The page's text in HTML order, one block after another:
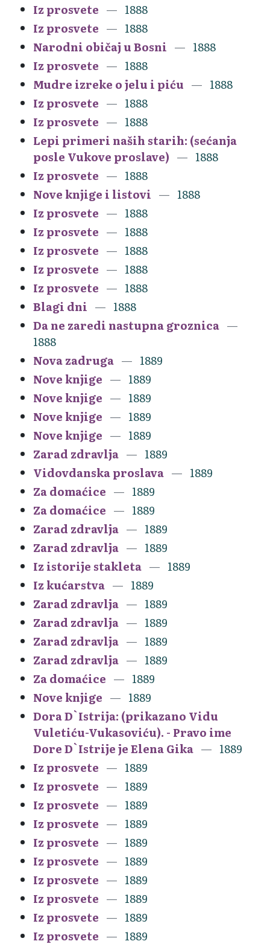
Iz prosvete
1888
Iz prosvete
1888
Narodni običaj u Bosni
1888
Iz prosvete
1888
Mudre izreke o jelu i piću
1888
Iz prosvete
1888
Iz prosvete
1888
Lepi primeri naših starih: (sećanja
posle Vukove proslave)
1888
Iz prosvete
1888
Nove knjige i listovi
1888
Iz prosvete
1888
Iz prosvete
1888
Iz prosvete
1888
Iz prosvete
1888
Iz prosvete
1888
Blagi dni
1888
Da ne zaredi nastupna groznica
1888
Nova zadruga
1889
Nove knjige
1889
Nove knjige
1889
Nove knjige
1889
Nove knjige
1889
Zarad zdravlja
1889
Vidovdanska proslava
1889
Za domaćice
1889
Za domaćice
1889
Zarad zdravlja
1889
Zarad zdravlja
1889
Iz istorije stakleta
1889
Iz kućarstva
1889
Zarad zdravlja
1889
Zarad zdravlja
1889
Zarad zdravlja
1889
Zarad zdravlja
1889
Za domaćice
1889
Nove knjige
1889
Dora D`Istrija: (prikazano Vidu
Vuletiću-Vukasoviću). - Pravo ime
Dore D`Istrije je Elena Gika
1889
Iz prosvete
1889
Iz prosvete
1889
Iz prosvete
1889
Iz prosvete
1889
Iz prosvete
1889
Iz prosvete
1889
Iz prosvete
1889
Iz prosvete
1889
Iz prosvete
1889
Iz prosvete
1889